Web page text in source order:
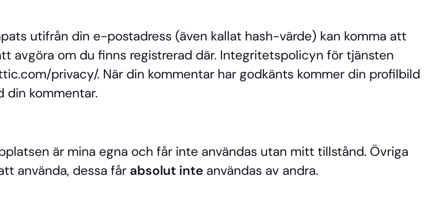
utifrån din e-postadress (även kallat hash-värde) kan komma att
avgöra om du finns registrerad där. Integritetspolicyn för tjänsten
privacy/. När din kommentar har godkänts kommer din profilbild
din kommentar.
är mina egna och får inte användas utan mitt tillstånd. Övriga
använda, dessa får absolut inte användas av andra.